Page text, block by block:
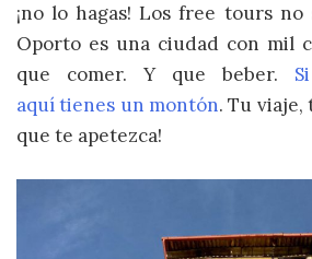
¡no lo hagas! Los free tours
Oporto es una ciudad con mil
que comer. Y que beber.
aquí tienes un montón. Tu viaje,
que te apetezca!